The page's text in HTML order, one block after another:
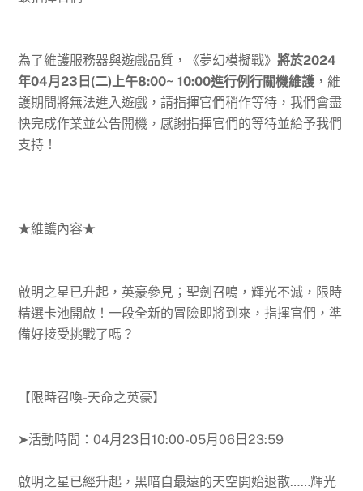
為了維護服務器與遊戲品質，《夢幻模擬戰》將於2024
年04月23日(二)上午8:00~ 10:00進行例行關機維護 ，維
護期間將無法進入遊戲，請指揮官們稍作等待，我們會盡
快完成作業並公告開機，感謝指揮官們的等待並給予我們
支持！
★維護內容★
啟明之星已升起，英豪參見；聖劍召鳴，輝光不滅，限時
精選卡池開啟！一段全新的冒險即將到來，指揮官們，準
備好接受挑戰了嗎？
【限時召喚-天命之英豪】
➤活動時間：04月23日10:00-05月06日23:59
啟明之星已經升起，黑暗自最遠的天空開始退散……輝光